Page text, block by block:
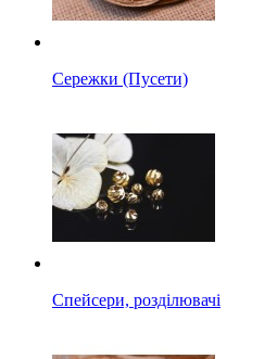
Сережки (Пусети)
Спейсери, розділювачі